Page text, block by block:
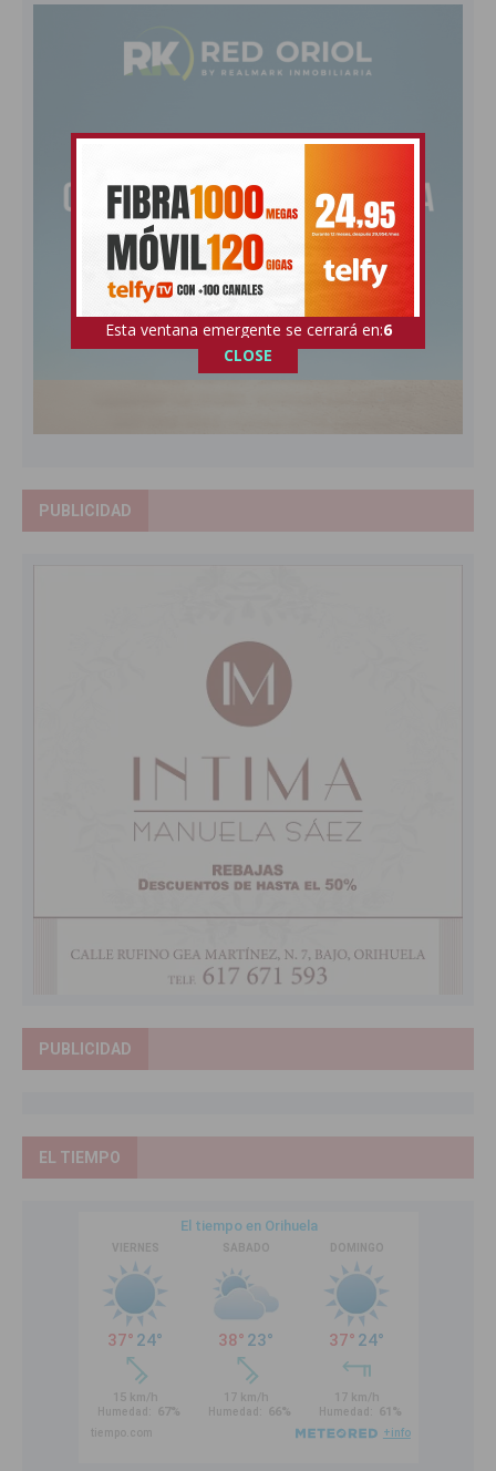
PUBLICIDAD
PUBLICIDAD
EL TIEMPO
Esta ventana emergente se cerrará en:4
CLOSE